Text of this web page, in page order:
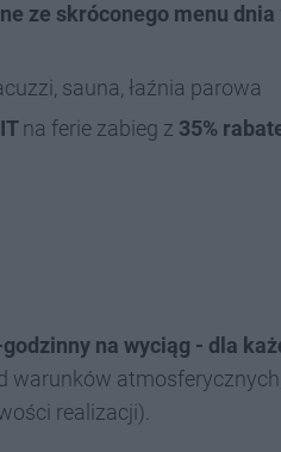
ze skróconego menu dnia
sauna, łaźnia parowa
na ferie zabieg z 35%
na wyciąg - dla
warunków
realizacji).